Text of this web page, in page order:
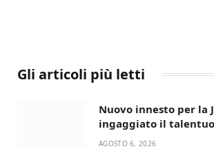
Gli articoli più letti
Nuovo innesto per la
ingaggiato il
Lupo Timini
AGOSTO 6, 2026